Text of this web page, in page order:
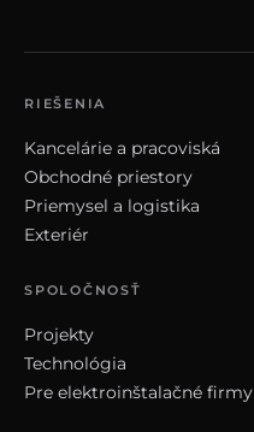
RIEŠENIA
Kancelárie a pracoviská
Obchodné priestory
Priemysel a logistika
Exteriér
SPOLOČNOSŤ
Projekty
Technológia
Pre elektroinštalačné firmy